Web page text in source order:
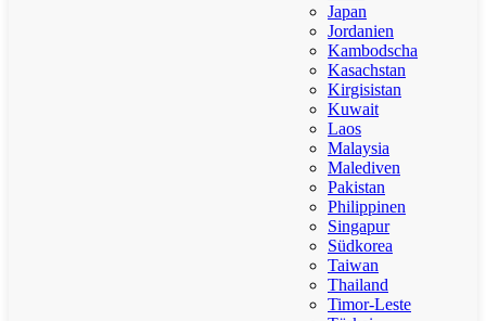
Japan
Jordanien
Kambodscha
Kasachstan
Kirgisistan
Kuwait
Laos
Malaysia
Malediven
Pakistan
Philippinen
Singapur
Südkorea
Taiwan
Thailand
Timor-Leste